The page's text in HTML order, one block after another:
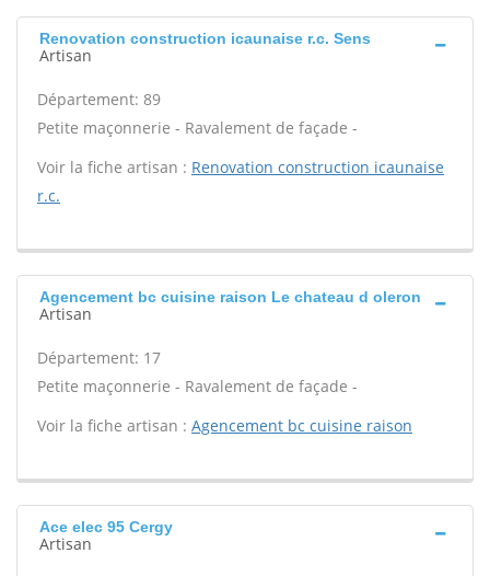
Renovation construction icaunaise r.c. Sens
Artisan
Département: 89
Petite maçonnerie - Ravalement de façade -
Voir la fiche artisan : Renovation construction icaunaise
r.c.
Agencement bc cuisine raison Le chateau d oleron
Artisan
Département: 17
Petite maçonnerie - Ravalement de façade -
Voir la fiche artisan : Agencement bc cuisine raison
Ace elec 95 Cergy
Artisan